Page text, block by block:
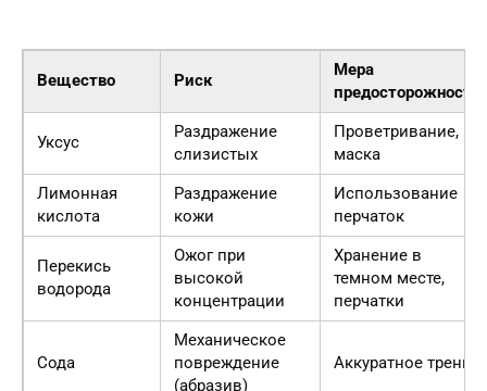
Вещество Риск
Мера
предосторожности
Уксус
Раздражение
слизистых
Проветривание,
маска
Лимонная
кислота
Раздражение
кожи
Использование
перчаток
Перекись
водорода
Ожог при
высокой
концентрации
Хранение в
темном месте,
перчатки
Сода
Механическое
повреждение
(абразив)
Аккуратное трение